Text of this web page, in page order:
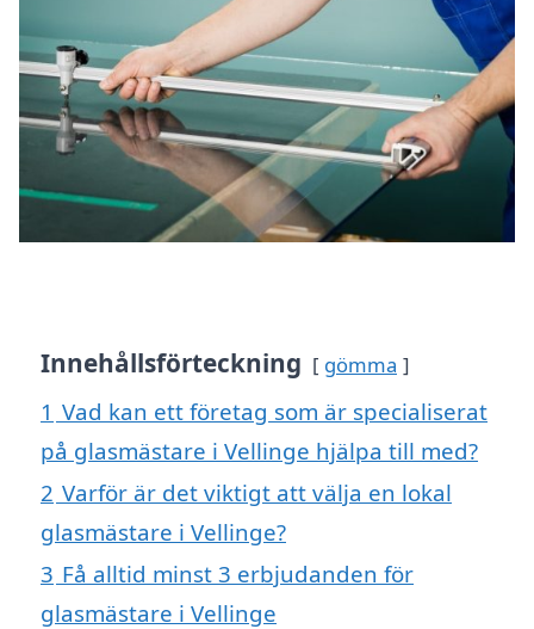
Innehållsförteckning gömma
1 Vad kan ett företag som är specialiserat
på glasmästare i Vellinge hjälpa till med?
2 Varför är det viktigt att välja en lokal
glasmästare i Vellinge?
3 Få alltid minst 3 erbjudanden för
glasmästare i Vellinge